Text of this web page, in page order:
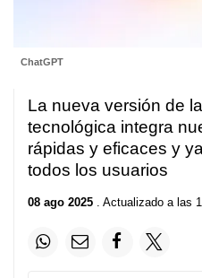
ChatGPT
La nueva versión de
tecnológica integra
rápidas y eficaces y
todos los usuarios
08 ago 2025 . Actualizado a las